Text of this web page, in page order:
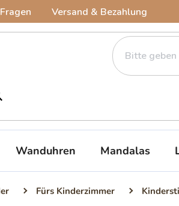
Versand & Bezahlung
Wanduhren Mandalas
Fürs Kinderzimmer